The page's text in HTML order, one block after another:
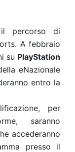
percorso di
A febbraio
su PlayStation
eNazionale
entro la
per
saranno
accederanno
presso il